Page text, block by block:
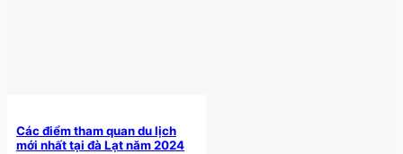
Các điểm tham quan du lịch
mới nhất tại đà Lạt năm 2024